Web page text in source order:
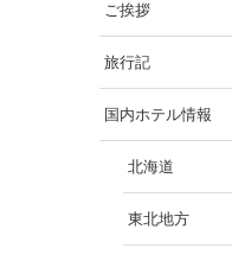
ご挨拶
旅行記
国内ホテル情報
北海道
東北地方